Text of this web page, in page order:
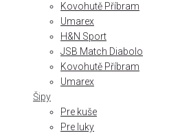
Kovohutě Příbram
Umarex
H&N Sport
JSB Match Diabolo
Kovohutě Příbram
Umarex
Šipy
Pre kuše
Pre luky